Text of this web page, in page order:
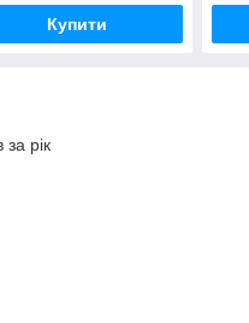
Купити
за рік